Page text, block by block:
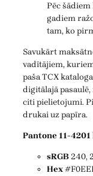
Pēc
gadiem
tam, ko
Savukārt
vadītājiem,
paša TCX
digitālajā
citi pielietojumi.
drukai uz papīra.
Pantone 11-
sRGB240,
Hex